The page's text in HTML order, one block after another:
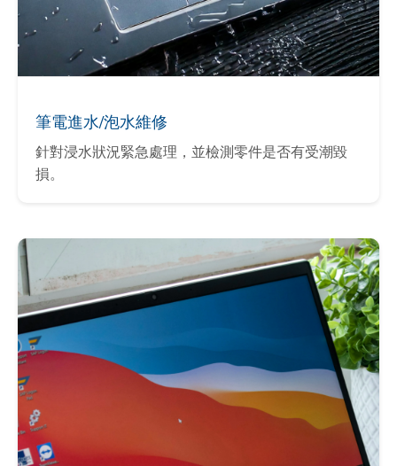
筆電進水/泡水維修
針對浸水狀況緊急處理，並檢測零件是否有受潮毀
損。